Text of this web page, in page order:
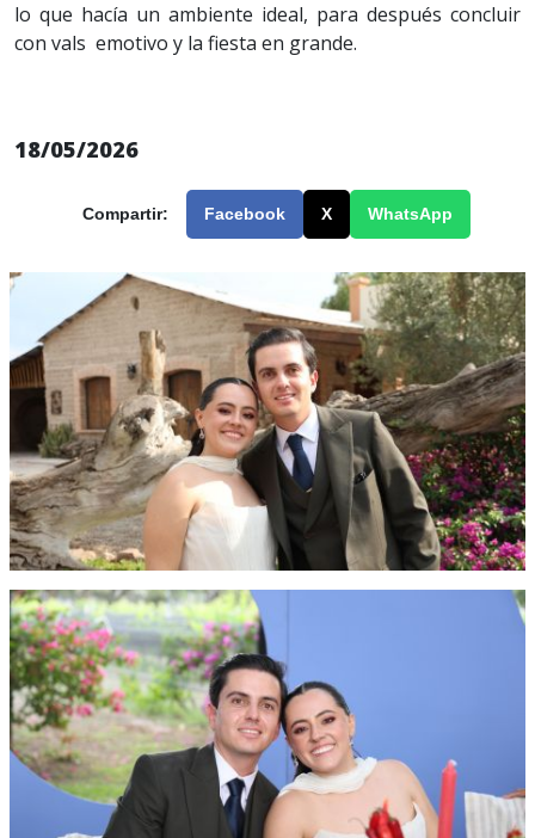
lo que hacía un ambiente ideal, para después concluir
con vals emotivo y la fiesta en grande.
18/05/2026
Compartir: Facebook X WhatsApp